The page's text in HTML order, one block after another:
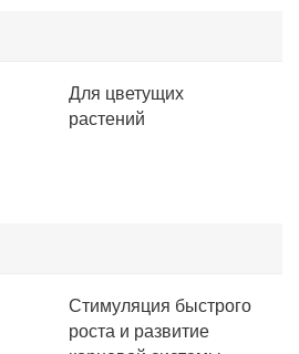
Для цветущих
растений
Стимуляция быстрого
роста и развитие